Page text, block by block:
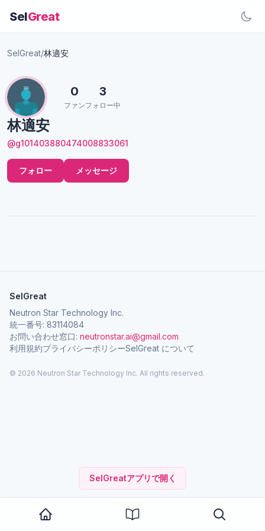
SelGreat
SelGreatアプリで開く
SelGreat/林適安
林適安
@g101403880474008833061
0
ファン
3
フォロー中
フォロー メッセージ
SelGreat
Neutron Star Technology Inc.
統一番号: 83114084
お問い合わせ窓口: neutronstar.ai@gmail.com
利用規約プライバシーポリシーSelGreat について
© 2026 Neutron Star Technology Inc. All rights reserved.